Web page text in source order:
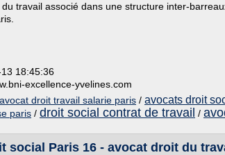
travail associé dans une structure inter-
18:45:36
excellence-yvelines.com
avocat droit travail salarie paris / avocats droit
paris / droit social contrat de travail /
social Paris 16 - avocat droit du